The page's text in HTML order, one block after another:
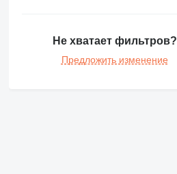
Не хватает фильтров?
Предложить изменение